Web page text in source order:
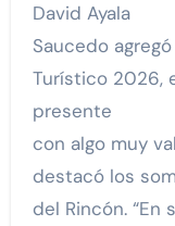
David Ayala
Saucedo
Turístico 2026,
presente
con algo muy
destacó los
del Rincón.